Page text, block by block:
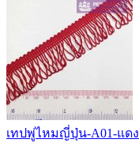
เทปพู่ไหมญี่ปุ่น-A01-แดง